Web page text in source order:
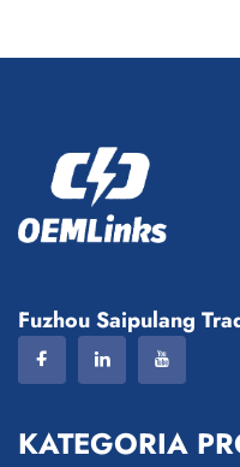
Fuzhou Saipulang
KATEGORIA